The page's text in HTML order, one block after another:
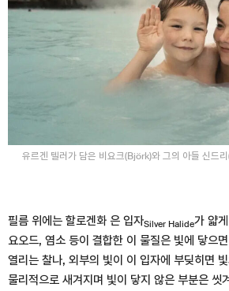
유르겐 텔러가 담은 비요크(Björk)와 그의 아들 신
필름 위에는 할로겐화 은 입자Silver Halide가 얇
요오드, 염소 등이 결합한 이 물질은 빛에 닿으
열리는 찰나, 외부의 빛이 이 입자에 부딪히면
물리적으로 새겨지며 빛이 닿지 않은 부분은 씻